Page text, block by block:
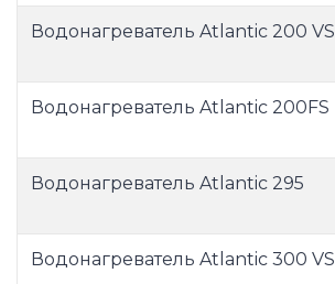
Водонагреватель Atlantic 200 VS
Водонагреватель Atlantic 200FS
Водонагреватель Atlantic 295
Водонагреватель Atlantic 300 VS